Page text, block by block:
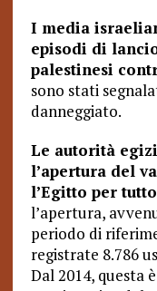
I media
episodi di
palestinesi
sono stati
danneggiato.
Le autorità
l’apertura del
l’Egitto per
l’apertura,
periodo di
registrate 8.786
Dal 2014, questa